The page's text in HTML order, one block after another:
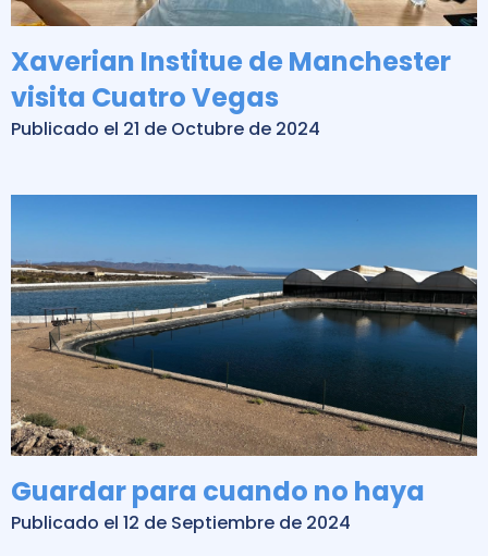
Xaverian Institue de Manchester
visita Cuatro Vegas
Publicado el 21 de Octubre de 2024
Guardar para cuando no haya
Publicado el 12 de Septiembre de 2024